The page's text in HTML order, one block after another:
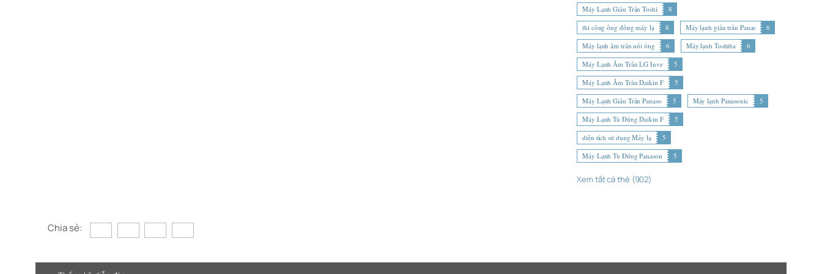
Máy Lạnh Giấu Trần Toshi
8
thi công ống đồng máy lạ
8 Máy lạnh giấu trần Panas
6
Máy lạnh âm trần nối ống
6 Máy lạnh Toshiba
6
Máy Lạnh Âm Trần LG Inve
5
Máy Lạnh Âm Trần Daikin F
5
Máy Lạnh Giấu Trần Panaso
5 Máy lạnh Panasonic
5
Máy Lạnh Tủ Đứng Daikin F
5
diện tích sử dụng Máy lạ
5
Máy Lạnh Tủ Đứng Panason
5
Xem tất cả thẻ (902)
Chia sẻ: